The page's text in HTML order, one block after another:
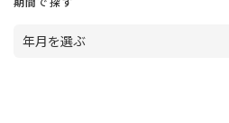
年月を選ぶ